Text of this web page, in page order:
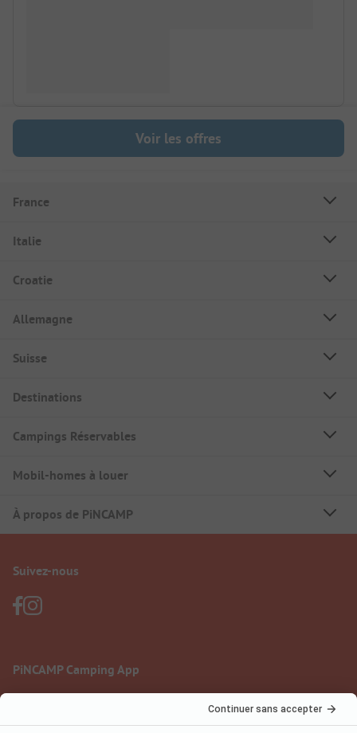
Voir les offres
France
Italie
Croatie
Allemagne
Suisse
Destinations
Campings Réservables
Mobil-homes à louer
À propos de PiNCAMP
Suivez-nous
PiNCAMP Camping App